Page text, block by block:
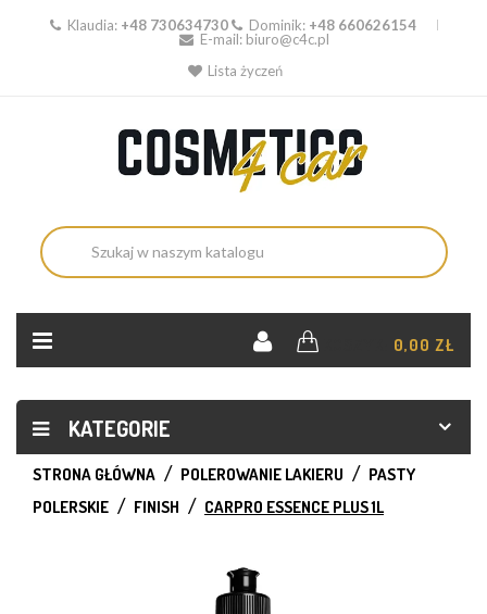
Klaudia: +48 730634730 Dominik: +48 660626154
E-mail: biuro@c4c.pl
Lista życzeń
0,00 ZŁ
KATEGORIE
STRONA GŁÓWNA POLEROWANIE LAKIERU
PASTY
POLERSKIE
FINISH CARPRO ESSENCE PLUS 1L